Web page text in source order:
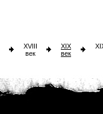
XVIII
век
XIX
век